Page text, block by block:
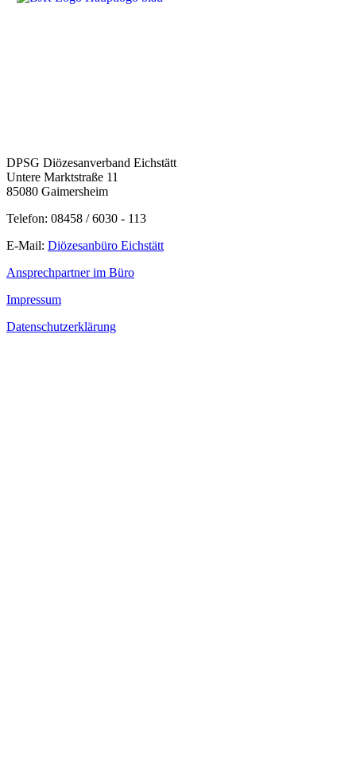
DPSG Diözesanverband Eichstätt
Untere Marktstraße 11
85080 Gaimersheim
Telefon: 08458 / 6030 - 113
E-Mail: Diözesanbüro Eichstätt
Ansprechpartner im Büro
Impressum
Datenschutzerklärung